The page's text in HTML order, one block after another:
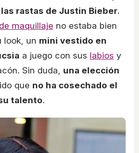
rastas de Justin Bieber.
maquillaje no estaba bien
look, un mini vestido en
a juego con sus labios y
Sin duda, una elección
que no ha cosechado el
talento.